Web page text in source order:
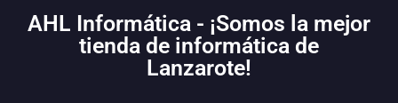
AHL Informática - ¡Somos la mejor
tienda de informática de
Lanzarote!